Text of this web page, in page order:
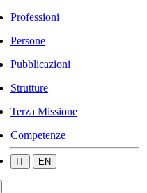
Professioni
Persone
Pubblicazioni
Strutture
Terza Missione
Competenze
IT EN